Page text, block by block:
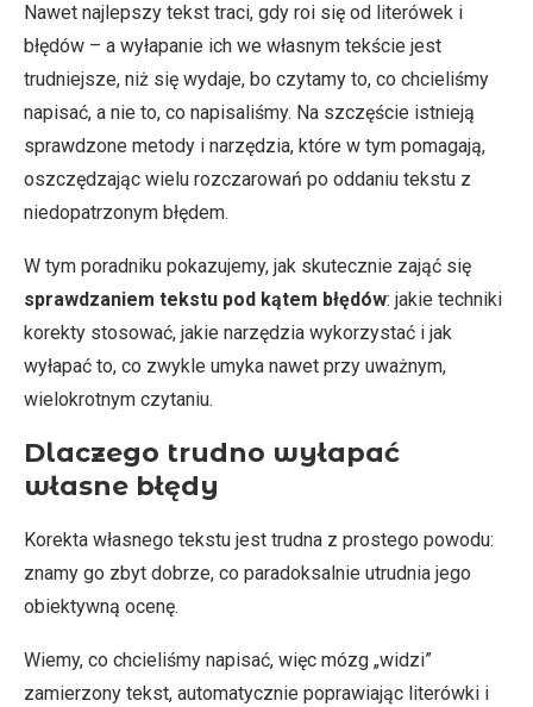
Nawet najlepszy tekst traci, gdy roi się od literówek i
błędów – a wyłapanie ich we własnym tekście jest
trudniejsze, niż się wydaje, bo czytamy to, co chcieliśmy
napisać, a nie to, co napisaliśmy. Na szczęście istnieją
sprawdzone metody i narzędzia, które w tym pomagają,
oszczędzając wielu rozczarowań po oddaniu tekstu z
niedopatrzonym błędem.
W tym poradniku pokazujemy, jak skutecznie zająć się
sprawdzaniem tekstu pod kątem błędów: jakie techniki
korekty stosować, jakie narzędzia wykorzystać i jak
wyłapać to, co zwykle umyka nawet przy uważnym,
wielokrotnym czytaniu.
Dlaczego trudno wyłapać
własne błędy
Korekta własnego tekstu jest trudna z prostego powodu:
znamy go zbyt dobrze, co paradoksalnie utrudnia jego
obiektywną ocenę.
Wiemy, co chcieliśmy napisać, więc mózg „widzi”
zamierzony tekst, automatycznie poprawiając literówki i